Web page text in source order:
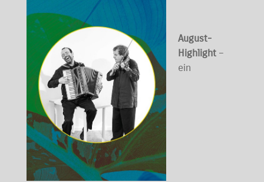
August-
Highlight–
ein